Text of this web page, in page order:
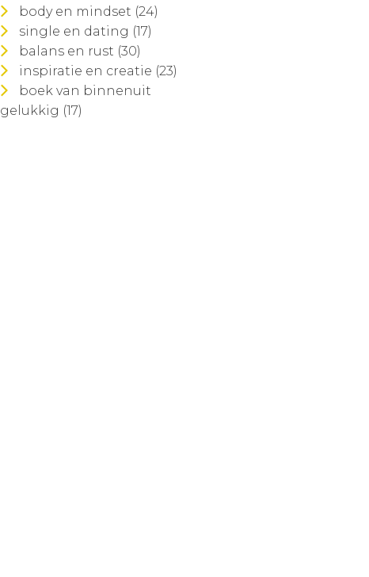
body en mindset (24)
single en dating (17)
balans en rust (30)
inspiratie en creatie (23)
boek van binnenuit
gelukkig (17)